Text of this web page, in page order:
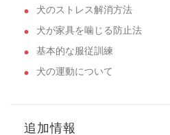
犬のストレス解消方法
犬が家具を噛じる防止法
基本的な服従訓練
犬の運動について
追加情報